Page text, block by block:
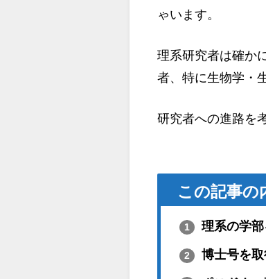
ゃいます。
理系研究者は確か
者、特に生物学・
研究者への進路を
この記事の
1 理系の学
2 博士号を